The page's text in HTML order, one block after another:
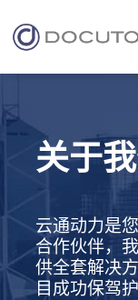
关于
云通动力是
合作伙伴，
供全套解决
目成功保驾护